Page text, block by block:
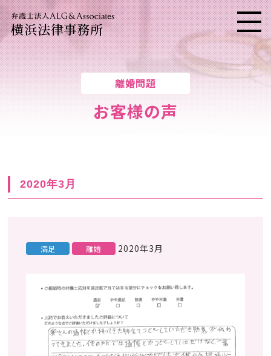
横浜法律事務所 メニ
離婚問題
お客様の声
2020年3月
満足 離婚 2020年3月